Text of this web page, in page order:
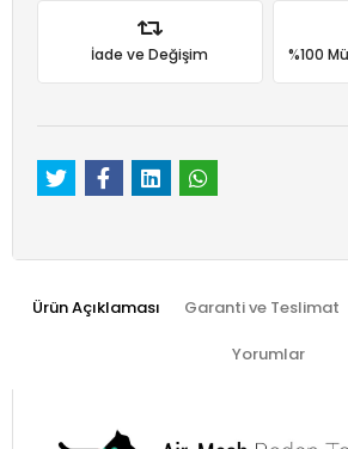
İade ve Değişim %100
Ürün Açıklaması Garanti ve Teslimat
Yorumlar